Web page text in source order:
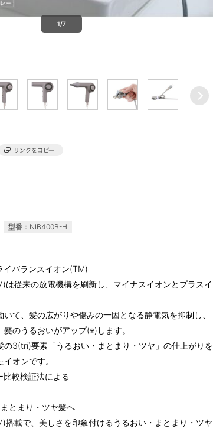
1/7
型番：NIB400B-H
バランスイオン(TM)
は従来の放電機構を刷新し、マイナスイオンとプラスイ
て、髪の広がりや傷みの一因となる静電気を抑制し、
のうるおいがアップ(※)します。
の3(tri)要素「うるおい・まとまり・ツヤ」の仕上がりを
オンです。
較検証法による
とまり・ツヤ髪へ
搭載で、美しさを印象付けるうるおい・まとまり・ツヤ